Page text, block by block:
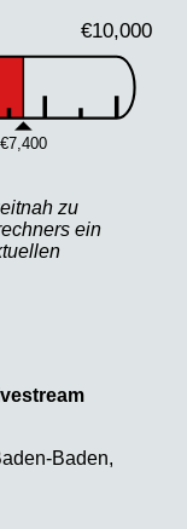
€10,000
€7,400
zu
ein
Baden,